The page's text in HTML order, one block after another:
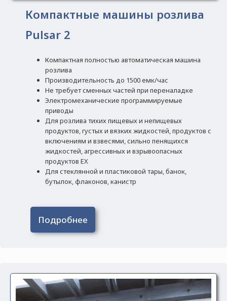
Компактные машины розлива
Pulsar 2
Компактная полностью автоматическая машина
розлива
Производительность до 1500 емк/час
Не требует сменных частей при переналадке
Электромеханические программируемые
приводы
Для розлива тихих пищевых и непищевых
продуктов, густых и вязких жидкостей, продуктов с
включениям и взвесями, сильно пенящихся
жидкостей, агрессивных и взрывоопасных
продуктов EX
Для стеклянной и пластиковой тары, банок,
бутылок, флаконов, канистр
Подробнее